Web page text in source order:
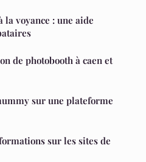
voyance : une aide
de photobooth à caen et
sur une plateforme
sur les sites de